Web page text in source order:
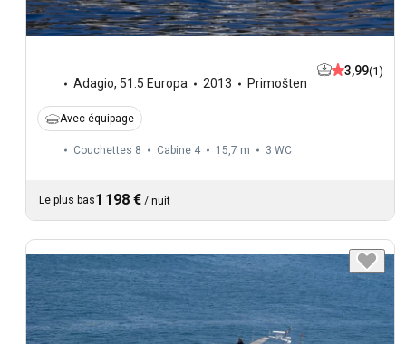
Adagio, 51.5 Europa 2013 Primošten
3,99(1)
Avec équipage
Couchettes 8 Cabine 4 15,7 m 3 WC
Le plus bas1 198 € / nuit